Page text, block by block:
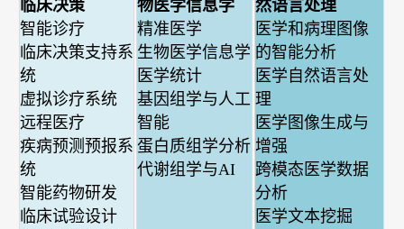
临床决策
智能诊疗
临床决策支持系
统
虚拟诊疗系统
远程医疗
疾病预测预报系
统
智能药物研发
临床试验设计
物医学信息学
精准医学
生物医学信息学
医学统计
基因组学与人工
智能
蛋白质组学分析
代谢组学与AI
然语言处理
医学和病理图像
的智能分析
医学自然语言处
理
医学图像生成与
增强
跨模态医学数据
分析
医学文本挖掘